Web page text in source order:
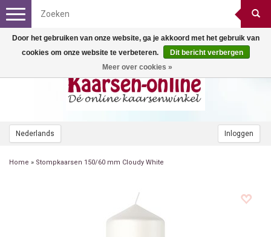
Nederlands Inloggen
Toggle
navigation
Home » Stompkaarsen 150/60 mm Cloudy White
Door het gebruiken van onze website, ga je akkoord met het gebruik van
cookies om onze website te verbeteren.
Dit bericht verbergen
Meer over cookies »